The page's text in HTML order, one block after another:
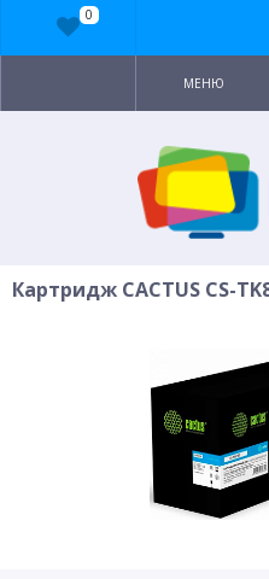
МЕНЮ
Картридж CACTUS CS-
0